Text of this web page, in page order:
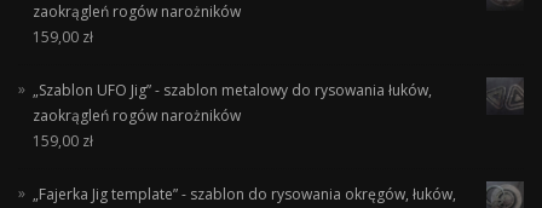
zaokrągleń rogów narożników
159,00 zł
„Szablon UFO Jig” - szablon metalowy do rysowania łuków,
zaokrągleń rogów narożników
159,00 zł
„Fajerka Jig template” - szablon do rysowania okręgów, łuków,